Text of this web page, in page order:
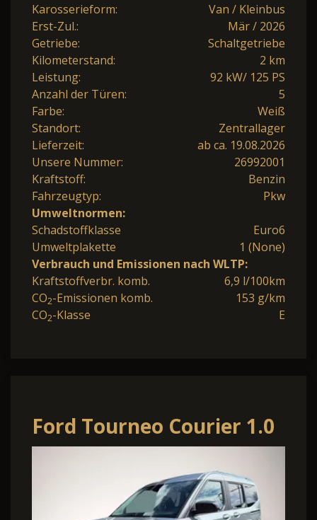
Karosserieform:
Van / Kleinbus
Erst-Zul.:
Mär / 2026
Getriebe:
Schaltgetriebe
Kilometerstand:
2 km
Leistung:
92 kW/ 125 PS
Anzahl der Türen:
5
Farbe:
Weiß
Standort:
Zentrallager
Lieferzeit:
ab ca. 19.08.2026
Unsere Nummer:
26992001
Kraftstoff:
Benzin
Fahrzeugtyp:
Pkw
Umweltnormen:
Schadstoffklasse
Euro6
Umweltplakette
1 (None)
Verbrauch und Emissionen nach WLTP:
Kraftstoffverbr. komb.
6,9 l/100km
CO2-Emissionen komb.
153 g/km
CO2-Klasse E
Ford Tourneo Courier 1.0
EcoBoost 125PS Active